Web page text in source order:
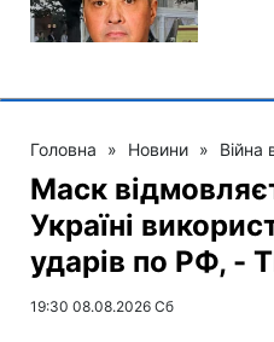
Головна » Новини » Війна
Маск
Україні
ударів по РФ, -
19:30 08.08.2026 Сб